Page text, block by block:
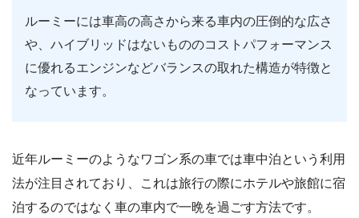
ルーミーには車高の高さから来る車内の圧倒的な広さ
や、ハイブリッドはないもののコストパフォーマンス
に優れるエンジンなどバランスの取れた構造が特徴と
なっています。
近年ルーミーのようなワゴン系の車では車中泊という利用
法が注目されており、これは旅行の際にホテルや旅館に宿
泊するのではなく車の車内で一晩を過ごす方法です。